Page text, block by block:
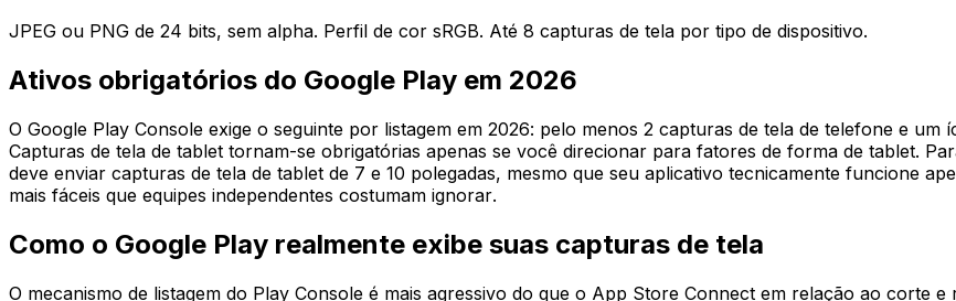
JPEG ou PNG de 24 bits, sem alpha. Perfil de cor sRGB. Até 8 capturas de tela por tipo de dispositivo.
Ativos obrigatórios do Google Play em 2026
O Google Play Console exige o seguinte por listagem em 2026: pelo menos 2 capturas de tela de telefone e um
Capturas de tela de tablet tornam-se obrigatórias apenas se você direcionar para fatores de forma de tablet.
deve enviar capturas de tela de tablet de 7 e 10 polegadas, mesmo que seu aplicativo tecnicamente funcione
mais fáceis que equipes independentes costumam ignorar.
Como o Google Play realmente exibe suas capturas de tela
O mecanismo de listagem do Play Console é mais agressivo do que o App Store Connect em relação ao corte